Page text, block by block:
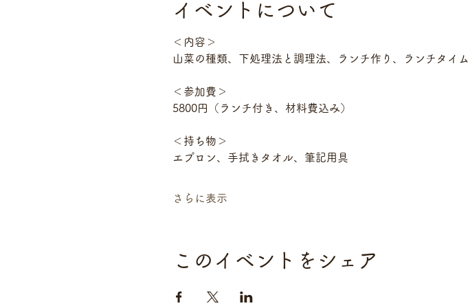
イベントについて
＜内容＞
山菜の種類、下処理法と調理法、ランチ作り、ランチタイム
＜参加費＞
5800円（ランチ付き、材料費込み）
＜持ち物＞
エプロン、手拭きタオル、筆記用具
さらに表示
このイベントをシェア